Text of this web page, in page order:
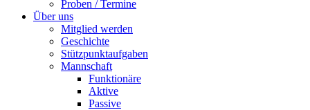
Proben / Termine
Über uns
Mitglied werden
Geschichte
Stützpunktaufgaben
Mannschaft
Funktionäre
Aktive
Passive